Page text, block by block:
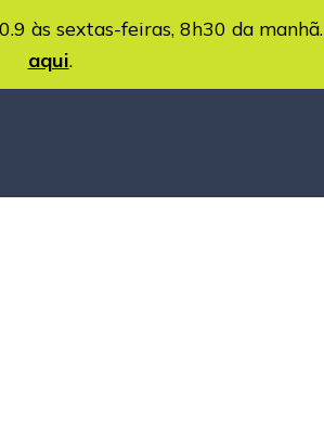
às sextas-feiras, 8h30 da manhã.
aqui.